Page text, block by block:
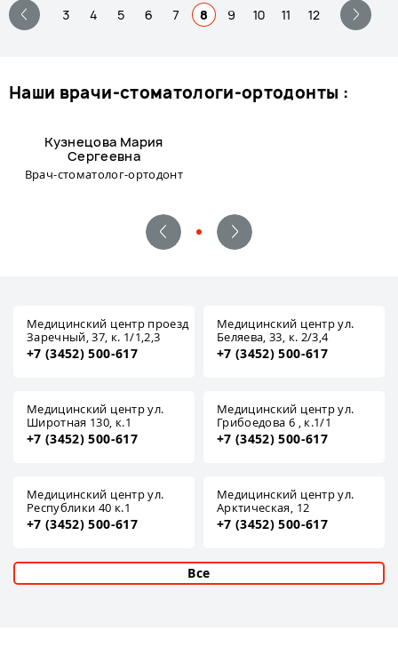
3 4 5 6 7 8 9 10 11 12
наши врачи-стоматологи-ортодонты :
Кузнецова Мария
Сергеевна
Врач-стоматолог-ортодонт
Медицинский центр проезд
Заречный, 37, к. 1/1,2,3
+7 (3452) 500-617
Медицинский центр ул.
Беляева, 33, к. 2/3,4
+7 (3452) 500-617
Медицинский центр ул.
Широтная 130, к.1
+7 (3452) 500-617
Медицинский центр ул.
Грибоедова 6 , к.1/1
+7 (3452) 500-617
Медицинский центр ул.
Республики 40 к.1
+7 (3452) 500-617
Медицинский центр ул.
Арктическая, 12
+7 (3452) 500-617
Все